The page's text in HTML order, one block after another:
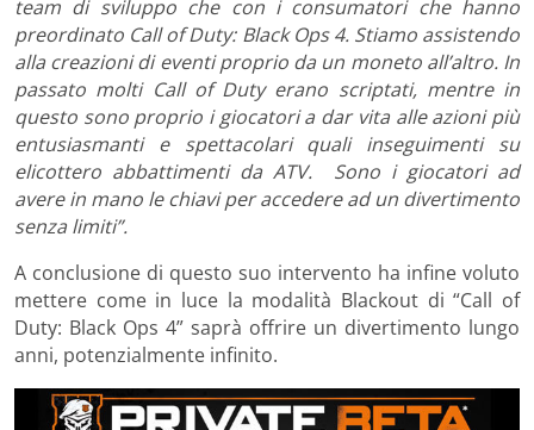
team di sviluppo che con i consumatori che hanno
preordinato Call of Duty: Black Ops 4. Stiamo assistendo
alla creazioni di eventi proprio da un moneto all’altro. In
passato molti Call of Duty erano scriptati, mentre in
questo sono proprio i giocatori a dar vita alle azioni più
entusiasmanti e spettacolari quali inseguimenti su
elicottero abbattimenti da ATV. Sono i giocatori ad
avere in mano le chiavi per accedere ad un divertimento
senza limiti”.
A conclusione di questo suo intervento ha infine voluto
mettere come in luce la modalità Blackout di “Call of
Duty: Black Ops 4” saprà offrire un divertimento lungo
anni, potenzialmente infinito.